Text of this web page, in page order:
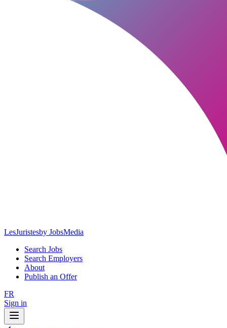
LesJuristesby JobsMedia
Search Jobs
Search Employers
About
Publish an Offer
FR
Sign in